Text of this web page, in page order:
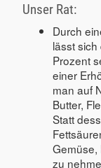
Unser Rat:
Durch
lässt
Prozent
einer
man auf
Butter,
Statt
Gemüse,
zu